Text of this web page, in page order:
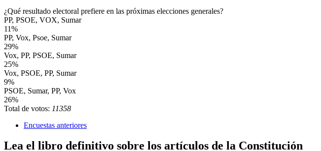
¿Qué resultado electoral prefiere en las próximas elecciones generales?
PP, PSOE, VOX, Sumar
11%
PP, Vox, Psoe, Sumar
29%
Vox, PP, PSOE, Sumar
25%
Vox, PSOE, PP, Sumar
9%
PSOE, Sumar, PP, Vox
26%
Total de votos: 11358
Encuestas anteriores
Lea el libro definitivo sobre los artículos de la Constitución